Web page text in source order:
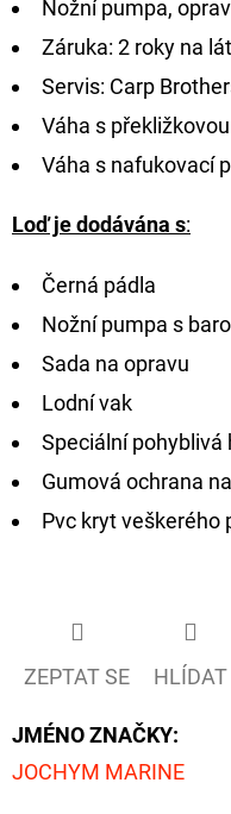
Nožní pumpa,
Záruka: 2 roky na
Servis: Carp
Váha s
Váha s nafukovací
Loď je dodávána s:
Černá pádla
Nožní pumpa s
Sada na opravu
Lodní vak
Speciální pohyblivá
Gumová ochrana
Pvc kryt veškerého
ZEPTAT SE HLÍDAT
JMÉNO ZNAČKY:
JOCHYM MARINE